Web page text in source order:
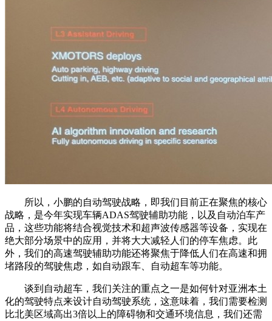
所以，小鹏的自动驾驶战略，即我们目前正在聚焦的核心
战略，是今年实现车辆ADAS驾驶辅助功能，以及自动泊车产
品，这些功能将结合视觉技术和超声波传感器等设备，实现在
绝大部分场景中的应用，并将大大减轻人们的停车焦虑。此
外，我们的高速驾驶辅助功能还将聚焦于降低人们在高速和拥
堵路段的驾驶焦虑，如自动跟车、自动超车等功能。
谈到自动超车，我们关注的重点之一是如何针对亚洲本土
化的驾驶特点来设计自动驾驶系统，这意味着，我们需要检测
比北美区域高出3倍以上的障碍物和交通环境信息，我们还需